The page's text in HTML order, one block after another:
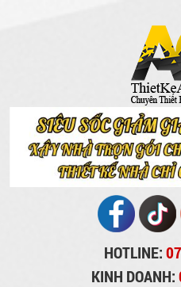
HOTLINE:
KINH DOANH: